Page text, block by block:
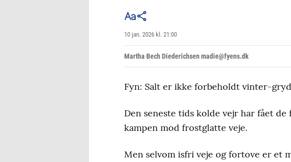
10 jan. 2026 kl. 21:00
Martha Bech Diederichsen madie@fyens.dk
Fyn: Salt er ikke forbeholdt vinter-
Den seneste tids kolde vejr har fået
kampen mod frostglatte veje.
Men selvom isfri veje og fortove er et